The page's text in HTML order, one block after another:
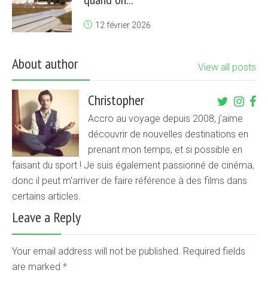
12 février 2026
About author View all posts
Christopher
Accro au voyage depuis 2008, j'aime
découvrir de nouvelles destinations en
prenant mon temps, et si possible en
faisant du sport ! Je suis également passionné de cinéma,
donc il peut m'arriver de faire référence à des films dans
certains articles.
Leave a Reply
Your email address will not be published. Required fields
are marked *